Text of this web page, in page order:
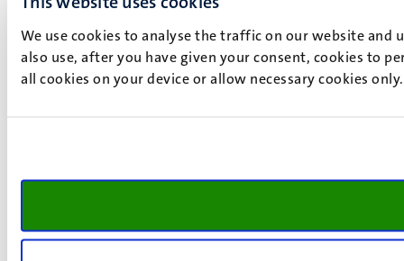
We use cookies to analyse the traffic on our website and
also use, after you have given your consent, cookies to
all cookies on your device or allow necessary cookies